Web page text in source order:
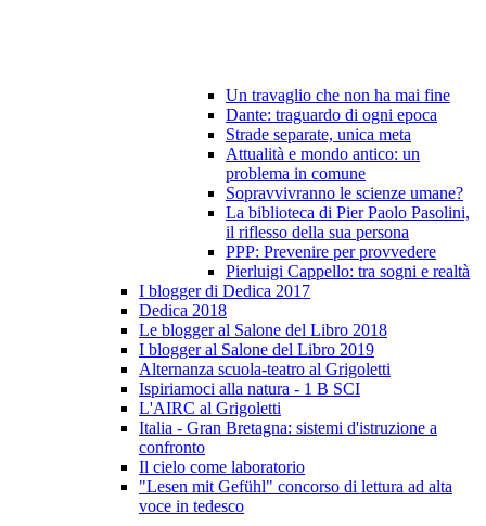
Un travaglio che non ha mai fine
Dante: traguardo di ogni epoca
Strade separate, unica meta
Attualità e mondo antico: un
problema in comune
Sopravvivranno le scienze umane?
La biblioteca di Pier Paolo Pasolini,
il riflesso della sua persona
PPP: Prevenire per provvedere
Pierluigi Cappello: tra sogni e realtà
I blogger di Dedica 2017
Dedica 2018
Le blogger al Salone del Libro 2018
I blogger al Salone del Libro 2019
Alternanza scuola-teatro al Grigoletti
Ispiriamoci alla natura - 1 B SCI
L'AIRC al Grigoletti
Italia - Gran Bretagna: sistemi d'istruzione a
confronto
Il cielo come laboratorio
"Lesen mit Gefühl" concorso di lettura ad alta
voce in tedesco